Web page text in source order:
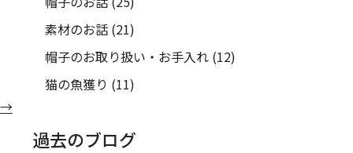
→
素材のお話(21)
帽子のお取り扱い・お手入れ(12)
猫の魚獲り (11)
過去のブログ